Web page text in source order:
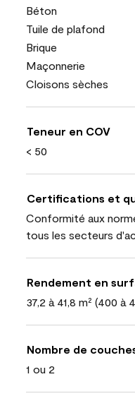
Béton
Tuile de plafond
Brique
Maçonnerie
Cloisons sèches
Teneur en COV
< 50
Certifications et
Conformité aux
tous les secteurs
Rendement en
37,2 à 41,8 m² (400 à
Nombre de
1 ou 2